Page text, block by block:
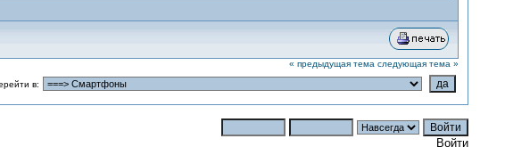
« предыдущая тема следующая тема »
в:
Войти